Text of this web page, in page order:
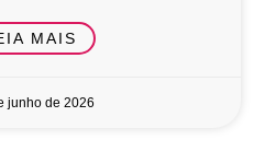
MAIS
junho de 2026